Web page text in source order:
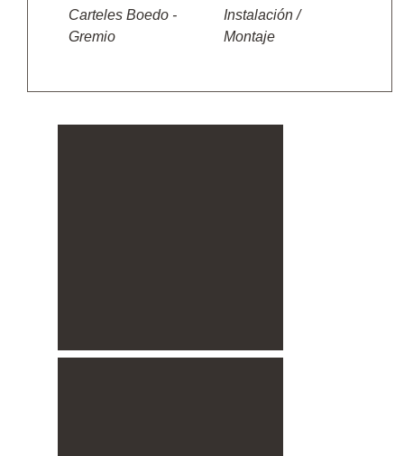
Carteles Boedo -
Gremio
Instalación /
Montaje